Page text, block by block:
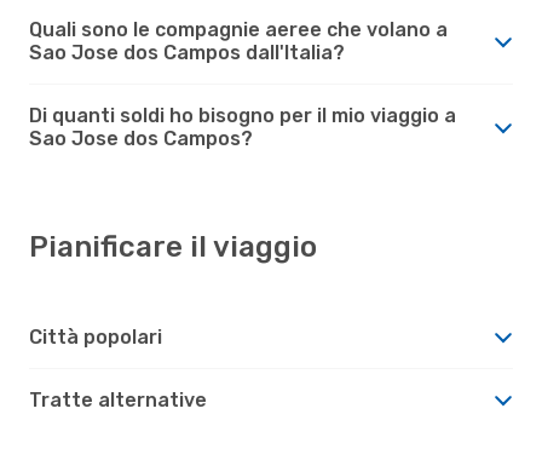
Quali sono le compagnie aeree che volano a
Sao Jose dos Campos dall'Italia?
Di quanti soldi ho bisogno per il mio viaggio a
Sao Jose dos Campos?
Pianificare il viaggio
Città popolari
Tratte alternative